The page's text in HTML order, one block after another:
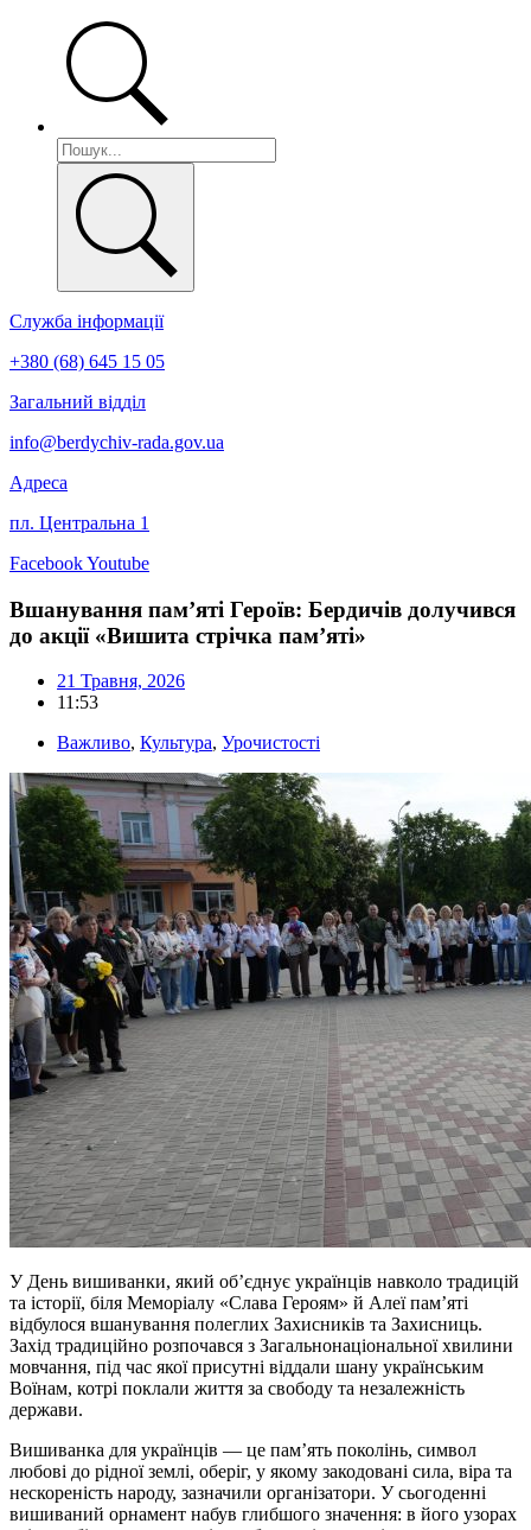
Служба інформації
+380 (68) 645 15 05
Загальний відділ
info@berdychiv-rada.gov.ua
Адреса
пл. Центральна 1
FacebookYoutube
Вшанування пам’яті Героїв: Бердичів долучився
до акції «Вишита стрічка пам’яті»
21 Травня, 2026
11:53
Важливо, Культура, Урочистості
У День вишиванки, який об’єднує українців навколо традицій
та історії, біля Меморіалу «Слава Героям» й Алеї пам’яті
відбулося вшанування полеглих Захисників та Захисниць.
Захід традиційно розпочався з Загальнонаціональної хвилини
мовчання, під час якої присутні віддали шану українським
Воїнам, котрі поклали життя за свободу та незалежність
держави.
Вишиванка для українців — це пам’ять поколінь, символ
любові до рідної землі, оберіг, у якому закодовані сила, віра та
нескореність народу, зазначили організатори. У сьогоденні
вишиваний орнамент набув глибшого значення: в його узорах